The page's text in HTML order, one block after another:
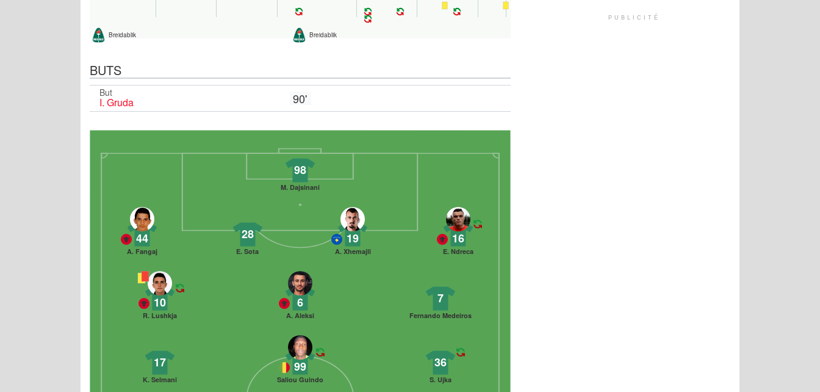
Breidablik Breidablik
BUTS
But
I. Gruda 90'
98
M. Dajsinani
16
E. Ndreca
19
A. Xhemajli
28
E. Sota
44
A. Fangaj
7
Fernando Medeiros
6
A. Aleksi
10
R. Lushkja
36
S. Ujka
99
Saliou Guindo
17
K. Selmani
PUBLICITÉ